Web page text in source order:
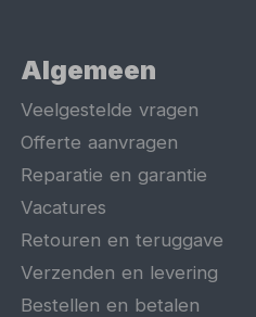
Algemeen
Veelgestelde vragen
Offerte aanvragen
Reparatie en garantie
Vacatures
Retouren en teruggave
Verzenden en levering
Bestellen en betalen